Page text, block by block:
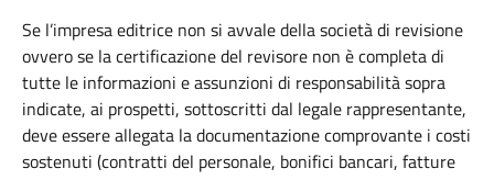
Se l’impresa editrice non si avvale della società di revisione
ovvero se la certificazione del revisore non è completa di
tutte le informazioni e assunzioni di responsabilità sopra
indicate, ai prospetti, sottoscritti dal legale rappresentante,
deve essere allegata la documentazione comprovante i costi
sostenuti (contratti del personale, bonifici bancari, fatture